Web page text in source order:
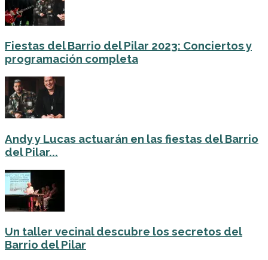
Fiestas del Barrio del Pilar 2023: Conciertos y
programación completa
Andy y Lucas actuarán en las fiestas del Barrio
del Pilar...
Un taller vecinal descubre los secretos del
Barrio del Pilar